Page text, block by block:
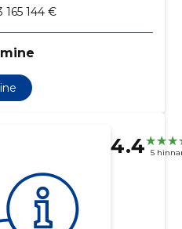
165 144 €
4.4 5